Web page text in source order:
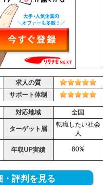
求人の質
サポート体制
対応地域 全国
ターゲット層
転職したい社会
人
年収UP実績 80%
・評判を見る